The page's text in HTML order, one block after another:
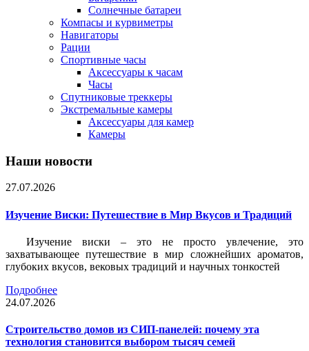
Солнечные батареи
Компасы и курвиметры
Навигаторы
Рации
Спортивные часы
Аксессуары к часам
Часы
Спутниковые треккеры
Экстремальные камеры
Аксессуары для камер
Камеры
Наши новости
27.07.2026
Изучение Виски: Путешествие в Мир Вкусов и Традиций
Изучение виски – это не просто увлечение, это
захватывающее путешествие в мир сложнейших ароматов,
глубоких вкусов, вековых традиций и научных тонкостей
Подробнее
24.07.2026
Строительство домов из СИП-панелей: почему эта
технология становится выбором тысяч семей